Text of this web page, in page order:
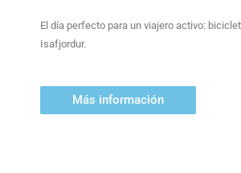
El día perfecto para un viajero activo:
Isafjordur.
Más información